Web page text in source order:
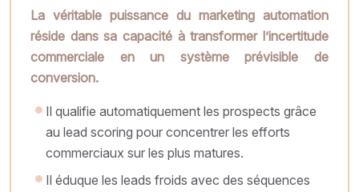
La véritable puissance du marketing automation
réside dans sa capacité à transformer l’incertitude
commerciale en un système prévisible de
conversion.
Il qualifie automatiquement les prospects grâce
au lead scoring pour concentrer les efforts
commerciaux sur les plus matures.
Il éduque les leads froids avec des séquences